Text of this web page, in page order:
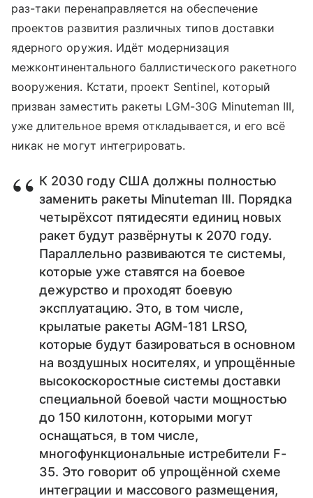
раз-таки перенаправляется на обеспечение
проектов развития различных типов доставки
ядерного оружия. Идёт модернизация
межконтинентального баллистического ракетного
вооружения. Кстати, проект Sentinel, который
призван заместить ракеты LGM-30G Minuteman III,
уже длительное время откладывается, и его всё
никак не могут интегрировать.
К 2030 году США должны полностью
заменить ракеты Minuteman III. Порядка
четырёхсот пятидесяти единиц новых
ракет будут развёрнуты к 2070 году.
Параллельно развиваются те системы,
которые уже ставятся на боевое
дежурство и проходят боевую
эксплуатацию. Это, в том числе,
крылатые ракеты AGM-181 LRSO,
которые будут базироваться в основном
на воздушных носителях, и упрощённые
высокоскоростные системы доставки
специальной боевой части мощностью
до 150 килотонн, которыми могут
оснащаться, в том числе,
многофункциональные истребители F-
35. Это говорит об упрощённой схеме
интеграции и массового размещения,